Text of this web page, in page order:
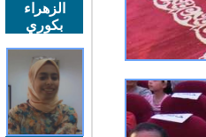
الزهراء
بكوري